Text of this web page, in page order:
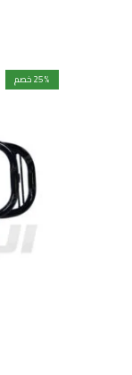
25% خصم